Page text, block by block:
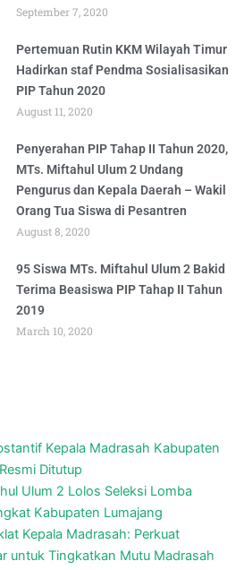
September 7, 2020
Pertemuan Rutin KKM Wilayah Timur
Hadirkan staf Pendma Sosialisasikan
PIP Tahun 2020
August 11, 2020
Penyerahan PIP Tahap II Tahun 2020,
MTs. Miftahul Ulum 2 Undang
Pengurus dan Kepala Daerah – Wakil
Orang Tua Siswa di Pesantren
August 8, 2020
95 Siswa MTs. Miftahul Ulum 2 Bakid
Terima Beasiswa PIP Tahap II Tahun
2019
March 10, 2020
Kepala Madrasah Kabupaten
Ditutup
Ulum 2 Lolos Seleksi Lomba
Kabupaten Lumajang
Kepala Madrasah: Perkuat
untuk Tingkatkan Mutu Madrasah